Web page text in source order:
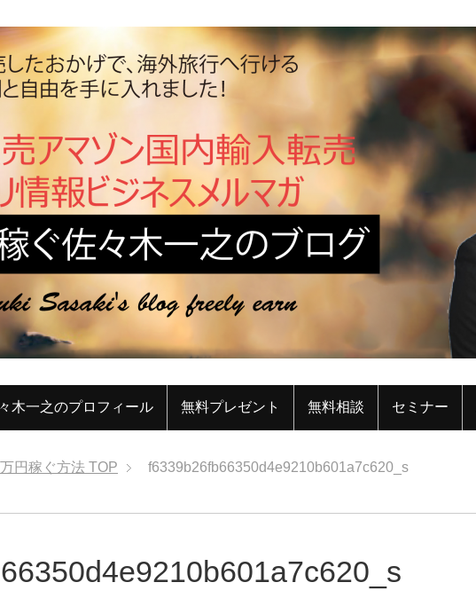
木一之のプロフィール 無料プレゼント 無料相談 セミナー
円稼ぐ方法 TOP f6339b26fb66350d4e9210b601a7c620_s